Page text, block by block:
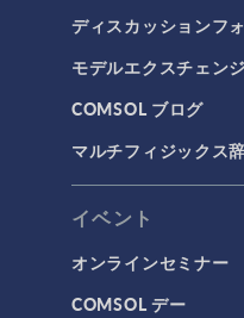
ディスカッションフ
モデルエクスチェンジ
COMSOL ブログ
マルチフィジックス
イベント
オンラインセミナー
COMSOL デー